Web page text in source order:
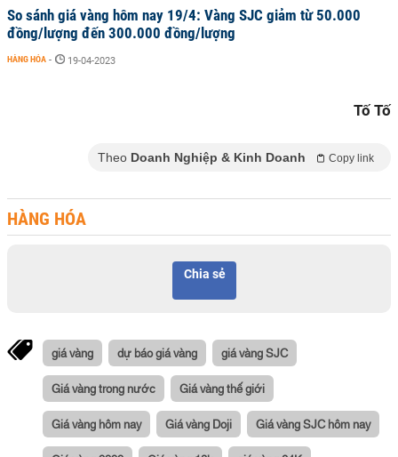
So sánh giá vàng hôm nay 19/4: Vàng SJC giảm từ 50.000
đồng/lượng đến 300.000 đồng/lượng
HÀNG HÓA - 19-04-2023
Tố Tố
Theo Doanh Nghiệp & Kinh Doanh Copy link
HÀNG HÓA
Chia sẻ
giá vàng dự báo giá vàng giá vàng SJC
Giá vàng trong nước Giá vàng thế giới
Giá vàng hôm nay Giá vàng Doji Giá vàng SJC hôm nay